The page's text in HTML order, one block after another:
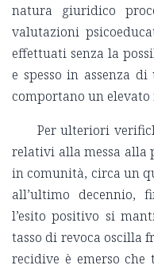
natura giuridico
valutazioni
effettuati senza la
e spesso in assenza
comportano un elevato
Per ulteriori
relativi alla messa alla
in comunità, circa un
all’ultimo decennio,
l’esito positivo si
tasso di revoca oscilla
recidive è emerso